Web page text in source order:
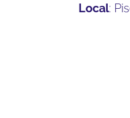
Local: